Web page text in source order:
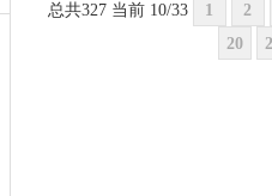
总共327 当前 10/33 1
2
20